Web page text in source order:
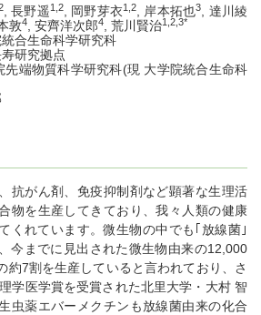
, 長野遥1,2, 岡野芽衣1,2 , 岸本拓也3
, 達川綾
敦4 , 安齊洋次郎4 , 荒川賢治1,2,3*
合生命科学研究科
研究拠点
先端物質科学研究科(現 大学院統合生命科
抗がん剤、免疫抑制剤など顕著な生理活
物を生産してきており、我々人類の健康
くれています。微生物の中でも｢放線菌｣
今までに見出された微生物由来の12,000
約7割を生産していると言われており、さ
学医学賞を受賞された北里大学・大村 智
虫薬エバーメクチンも放線菌由来の化合